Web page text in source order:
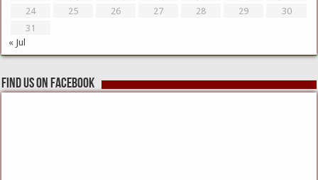
24
25 26 27 28 29
30
31
« Jul
Find us on Facebook